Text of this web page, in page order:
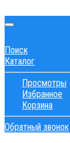
Поиск
Каталог
Просмотры
Избранное
Корзина
Обратный звонок